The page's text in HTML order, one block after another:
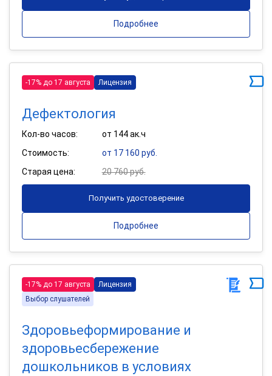
Подробнее
-17% до 17 августа Лицензия
Дефектология
Кол-во часов:
от 144 ак.ч
Стоимость:
от 17 160 руб.
Старая цена:
20 760 руб.
Получить удостоверение
Подробнее
-17% до 17 августа
Лицензия
Выбор слушателей
Здоровьеформирование и
здоровьесбережение
дошкольников в условиях